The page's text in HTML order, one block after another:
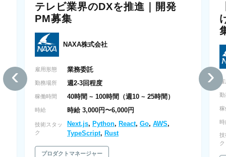
テレビ業界のDXを推進｜開発
PM募集
NAXA株式会社
雇用形態 業務委託
勤務場所 週2-3回程度
稼働時間 40時間 ~ 100時間（週10 ~ 25時間）
時給 時給 3,000円〜6,000円
技術スタッ
ク
Next.js, Python, React, Go, AWS,
TypeScript, Rust
プロダクトマネージャー
勤
稼
技
ク
‹ ›